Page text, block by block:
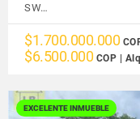
SW…
$1.700.000.000
$6.500.000 COP |
EXCELENTE INMUEBLE